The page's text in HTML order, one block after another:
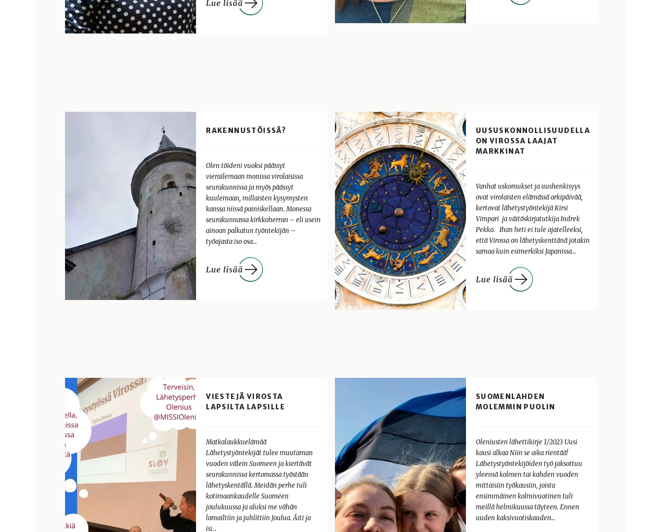
RAKENNUSTÖISSÄ?
Olen töideni vuoksi päässyt
vierailemaan monissa virolaisissa
seurakunnissa ja myös päässyt
kuulemaan, millaisten kysymysten
kanssa niissä painiskellaan. Monessa
seurakunnassa kirkkoherran – eli usein
ainoan palkatun työntekijän –
työajasta iso osa…
UUSUSKONNOLLISUUDELLA
ON VIROSSA LAAJAT
MARKKINAT
Vanhat uskomukset ja uushenkisyys
ovat virolaisten elämässä arkipäivää,
kertovat lähetystyöntekijä Kirsi
Vimpari ja väitöskirjatutkija Indrek
Pekko. Ihan heti ei tule ajatelleeksi,
että Virossa on lähetyskenttänä jotakin
samaa kuin esimerkiksi Japanissa…
VIESTEJÄ VIROSTA
LAPSILTA LAPSILLE
Matkalaukkuelämää
Lähetystyöntekijät tulee muutaman
vuoden välein Suomeen ja kiertävät
seurakunnissa kertomassa työstään
lähetyskentällä. Meidän perhe tuli
kotimaankaudelle Suomeen
joulukuussa ja aluksi me vähän
lomailtiin ja juhlittiin Joulua. Äiti ja
isi…
SUOMENLAHDEN
MOLEMMIN PUOLIN
Oleniusten lähettikirje 1/2023 Uusi
kausi alkaa Niin se aika rientää!
Lähetystyöntekijöiden työ jaksottuu
yleensä kolmen tai kahden vuoden
mittaisiin työkausiin, joista
ensimmäinen kolmivuotinen tuli
meillä helmikuussa täyteen. Ennen
uuden kaksivuotiskauden…